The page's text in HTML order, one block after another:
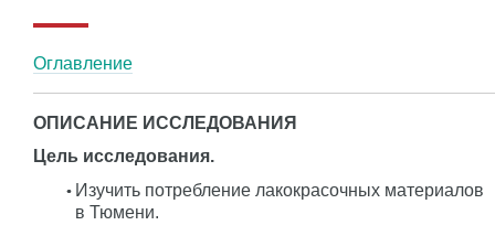
Оглавление
ОПИСАНИЕ ИССЛЕДОВАНИЯ
Цель исследования.
Изучить потребление лакокрасочных материалов
в Тюмени.